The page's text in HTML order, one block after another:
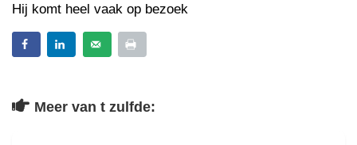
Hij komt heel vaak op bezoek
Meer van t zulfde: